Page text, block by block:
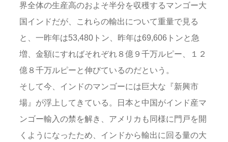
界全体の生産高のおよそ半分を収穫するマンゴー大
国インドだが、これらの輸出について重量で見る
と、一昨年は53,480トン、昨年は69,606トンと急
増、金額にすればそれぞれ８億９千万ルピー、１２
億８千万ルピーと伸びているのだという。
そして今、インドのマンゴーには巨大な『新興市
場』が浮上してきている。日本と中国がインド産マ
ンゴー輸入の禁を解き、アメリカも同様に門戸を開
くようになったため、インドから輸出に回る量の大